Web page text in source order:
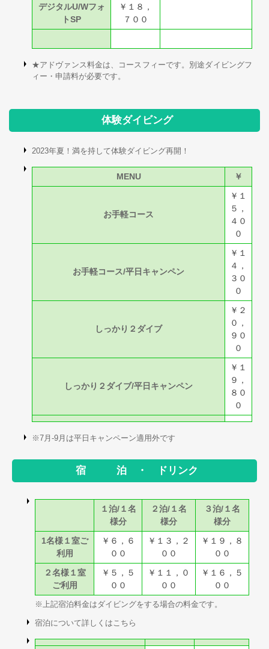
デジタルU/Wフォ
トSP
￥１８，
７００
★アドヴァンス料金は、コースフィーです。別途ダイビングフ
ィー・申請料が必要です。
体験ダイビング
2023年夏！満を持して体験ダイビング再開！
MENU ￥
お手軽コース
￥１
５，
４０
０
お手軽コース/平日キャンペン
￥１
４，
３０
０
しっかり２ダイブ
￥２
０，
９０
０
しっかり２ダイブ/平日キャンペン
￥１
９，
８０
０
※7月-9月は平日キャンペーン適用外です
宿 泊 ・ ドリンク
１泊/１名
様分
２泊/１名
様分
３泊/１名
様分
1名様１室ご
利用
￥６，６
００
￥１３，２
００
￥１９，８
００
２名様１室
ご利用
￥５，５
００
￥１１，０
００
￥１６，５
００
※上記宿泊料金はダイビングをする場合の料金です。
宿泊について詳しくはこちら